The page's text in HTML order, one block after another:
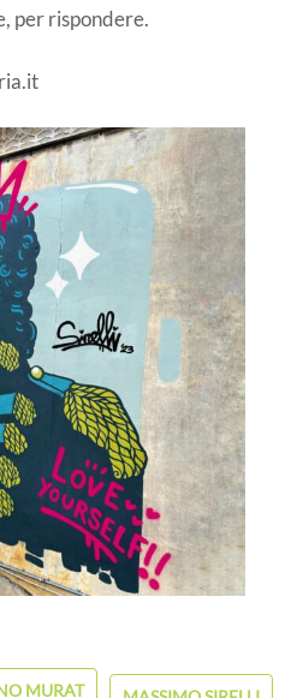
per rispondere.
MURAT